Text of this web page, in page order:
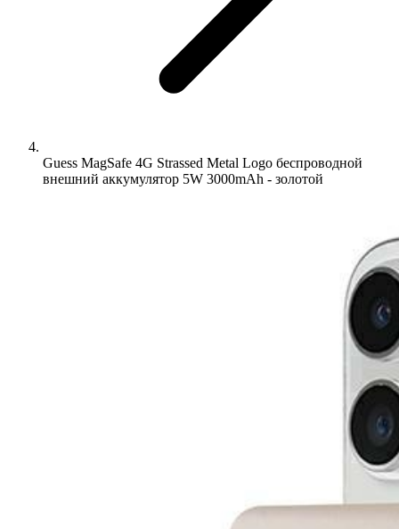
Guess MagSafe 4G Strassed Metal Logo беспроводной
внешний аккумулятор 5W 3000mAh - золотой